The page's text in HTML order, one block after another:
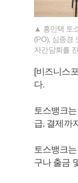
▲ 홍민택 토
(PO), 심종경
자간담회를
[비즈니스
다.
토스뱅크
급, 결제까
토스뱅크
구나 출금